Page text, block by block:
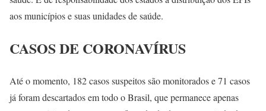
aos municípios e suas unidades de saúde.
CASOS DE CORONAVÍRUS
Até o momento, 182 casos suspeitos são monitorados e 71 casos
já foram descartados em todo o Brasil, que permanece apenas